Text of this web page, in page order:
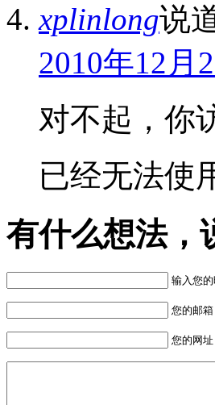
xplinlong说
2010年12月
对不起，你
已经无法使
有什么想法，
输入您
您的邮
您的网址